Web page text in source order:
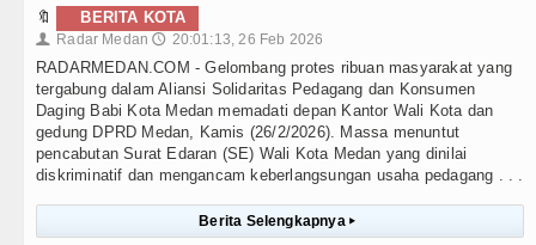
🔖 BERITA KOTA
👤 Radar Medan 🕔 20:01:13, 26 Feb 2026
RADARMEDAN.COM - Gelombang protes ribuan masyarakat yang
tergabung dalam Aliansi Solidaritas Pedagang dan Konsumen
Daging Babi Kota Medan memadati depan Kantor Wali Kota dan
gedung DPRD Medan, Kamis (26/2/2026). Massa menuntut
pencabutan Surat Edaran (SE) Wali Kota Medan yang dinilai
diskriminatif dan mengancam keberlangsungan usaha pedagang . . .
Berita Selengkapnya ▸